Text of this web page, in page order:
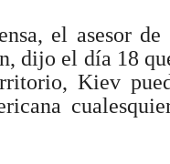
el asesor
dijo el día 18
Kiev